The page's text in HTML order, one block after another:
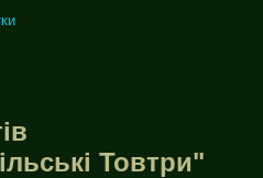
Товтри"